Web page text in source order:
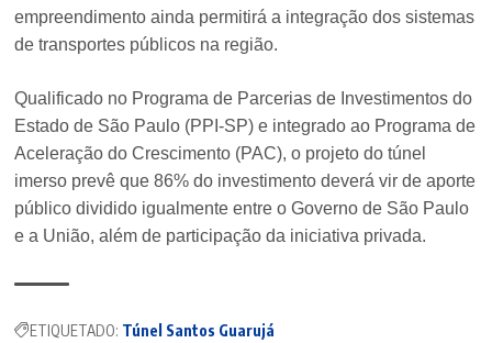
empreendimento ainda permitirá a integração dos sistemas
de transportes públicos na região.
Qualificado no Programa de Parcerias de Investimentos do
Estado de São Paulo (PPI-SP) e integrado ao Programa de
Aceleração do Crescimento (PAC), o projeto do túnel
imerso prevê que 86% do investimento deverá vir de aporte
público dividido igualmente entre o Governo de São Paulo
e a União, além de participação da iniciativa privada.
ETIQUETADO: Túnel Santos Guarujá